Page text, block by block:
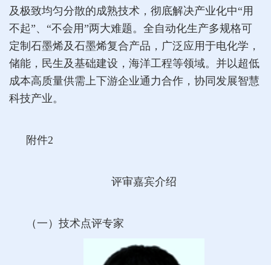
及极致均匀分散的成熟技术，彻底解决产业化中“用
不起”、“不会用”两大难题。全自动化生产多规格可
定制石墨烯及石墨烯复合产品，广泛应用于电化学，
储能，民生及基础建设，海洋工程等领域。并以超低
成本高质量供需上下游企业通力合作，协同发展智慧
科技产业。
附件2
评审嘉宾介绍
（一）技术点评专家